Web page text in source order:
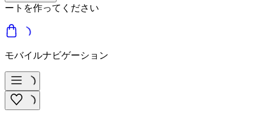
ートを作ってください
モバイルナビゲーション